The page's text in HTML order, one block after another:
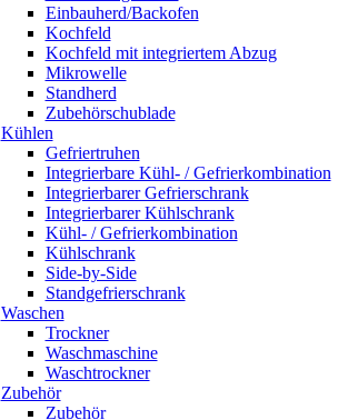
Einbauherd/Backofen
Kochfeld
Kochfeld mit integriertem Abzug
Mikrowelle
Standherd
Zubehörschublade
Kühlen
Gefriertruhen
Integrierbare Kühl- / Gefrierkombination
Integrierbarer Gefrierschrank
Integrierbarer Kühlschrank
Kühl- / Gefrierkombination
Kühlschrank
Side-by-Side
Standgefrierschrank
Waschen
Trockner
Waschmaschine
Waschtrockner
Zubehör
Zubehör